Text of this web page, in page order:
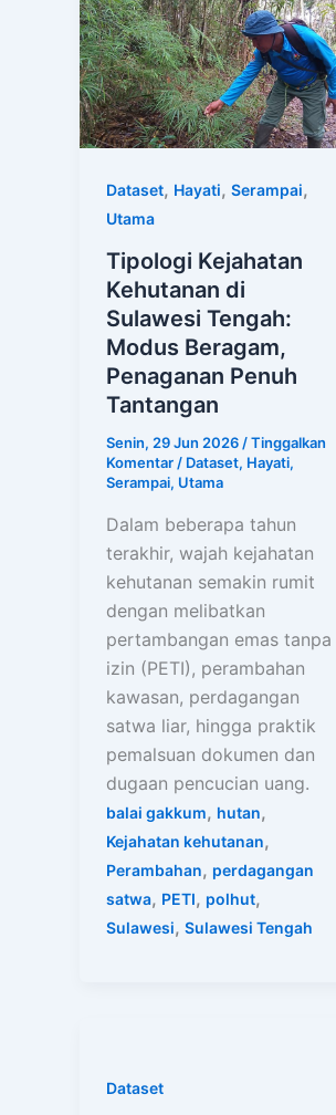
Dataset, Hayati, Serampai,
Utama
Tipologi Kejahatan
Kehutanan di
Sulawesi Tengah:
Modus Beragam,
Penaganan Penuh
Tantangan
Senin, 29 Jun 2026 /Tinggalkan
Komentar / Dataset, Hayati,
Serampai, Utama
Dalam beberapa tahun
terakhir, wajah kejahatan
kehutanan semakin rumit
dengan melibatkan
pertambangan emas tanpa
izin (PETI), perambahan
kawasan, perdagangan
satwa liar, hingga praktik
pemalsuan dokumen dan
dugaan pencucian uang.
balai gakkum, hutan,
Kejahatan kehutanan,
Perambahan, perdagangan
satwa, PETI, polhut,
Sulawesi, Sulawesi Tengah
Dataset